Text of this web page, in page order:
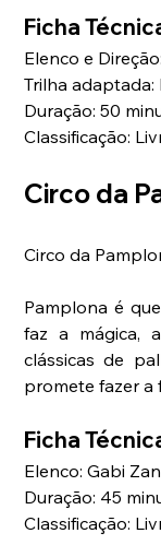
Ficha
Elenco e
Trilha adaptada:
Duração: 50
Classificação:
Circo da
Circo da
Pamplona é
faz a mágica,
clássicas de
promete fazer a
Ficha
Elenco: Gabi
Duração: 45
Classificação: